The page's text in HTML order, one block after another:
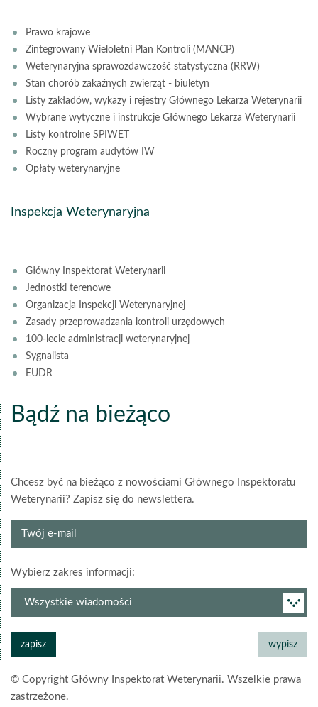
Prawo krajowe
Zintegrowany Wieloletni Plan Kontroli (MANCP)
Weterynaryjna sprawozdawczość statystyczna (RRW)
Stan chorób zakaźnych zwierząt - biuletyn
Listy zakładów, wykazy i rejestry Głównego Lekarza Weterynarii
Wybrane wytyczne i instrukcje Głównego Lekarza Weterynarii
Listy kontrolne SPIWET
Roczny program audytów IW
Opłaty weterynaryjne
Inspekcja Weterynaryjna
Główny Inspektorat Weterynarii
Jednostki terenowe
Organizacja Inspekcji Weterynaryjnej
Zasady przeprowadzania kontroli urzędowych
100-lecie administracji weterynaryjnej
Sygnalista
EUDR
Bądź na bieżąco
Chcesz być na bieżąco z nowościami Głównego Inspektoratu
Weterynarii? Zapisz się do newslettera.
Twój
Wybierz zakres informacji:
newslettera
© Copyright Główny Inspektorat Weterynarii. Wszelkie prawa
zastrzeżone.